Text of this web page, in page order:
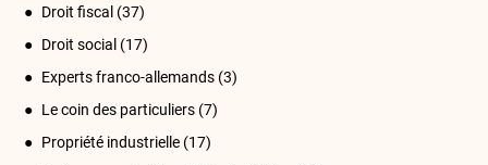
Droit fiscal (37)
Droit social (17)
Experts franco-allemands (3)
Le coin des particuliers (7)
Propriété industrielle (17)